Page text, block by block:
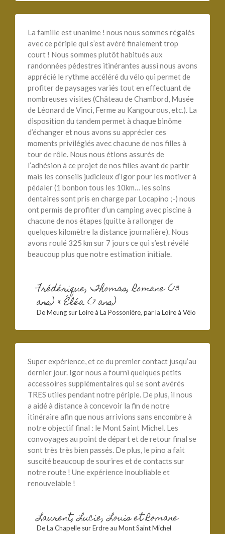
La famille est unanime ! nous nous sommes régalés
avec ce périple qui s’est avéré finalement trop
court ! Nous sommes plutôt habitués aux
randonnées pédestres itinérantes aussi nous avons
apprécié le rythme accéléré du vélo qui permet de
profiter de paysages variés tout en effectuant de
nombreuses visites (Château de Chambord, Musée
de Léonard de Vinci, Ferme au Kangourous, etc.). La
disposition du tandem permet à chaque binôme
d’échanger et nous avons su apprécier ces
moments privilégiés avec chacune de nos filles à
tour de rôle. Nous nous étions assurés de
l’adhésion à ce projet de nos filles avant de partir
mais les conseils judicieux d’Igor pour les motiver à
pédaler (1 bonbon tous les 10km… les soins
dentaires sont pris en charge par Locapino ;-) nous
ont permis de profiter d’un camping avec piscine à
chacune de nos étapes (quitte à rallonger de
quelques kilomètre la distance journalière). Nous
avons roulé 325 km sur 7 jours ce qui s’est révélé
beaucoup plus que notre estimation initiale.
Frédérique, Thomas, Romane (13
ans) & Éléa (7 ans)
De Meung sur Loire à La Possonière, par la Loire à Vélo
Super expérience, et ce du premier contact jusqu’au
dernier jour. Igor nous a fourni quelques petits
accessoires supplémentaires qui se sont avérés
TRES utiles pendant notre périple. De plus, il nous
a aidé à distance à concevoir la fin de notre
itinéraire afin que nous arrivions sans encombre à
notre objectif final : le Mont Saint Michel. Les
convoyages au point de départ et de retour final se
sont très très bien passés. De plus, le pino a fait
suscité beaucoup de sourires et de contacts sur
notre route ! Une expérience inoubliable et
renouvelable !
Laurent, Lucie, Louis et Romane
De La Chapelle sur Erdre au Mont Saint Michel